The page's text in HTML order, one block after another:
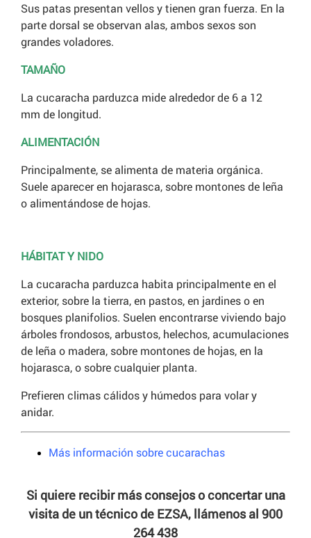
Sus patas presentan vellos y tienen gran fuerza. En la
parte dorsal se observan alas, ambos sexos son
grandes voladores.
TAMAÑO
La cucaracha parduzca mide alrededor de 6 a 12
mm de longitud.
ALIMENTACIÓN
Principalmente, se alimenta de materia orgánica.
Suele aparecer en hojarasca, sobre montones de leña
o alimentándose de hojas.
HÁBITAT Y NIDO
La cucaracha parduzca habita principalmente en el
exterior, sobre la tierra, en pastos, en jardines o en
bosques planifolios. Suelen encontrarse viviendo bajo
árboles frondosos, arbustos, helechos, acumulaciones
de leña o madera, sobre montones de hojas, en la
hojarasca, o sobre cualquier planta.
Prefieren climas cálidos y húmedos para volar y
anidar.
Más información sobre cucarachas
Si quiere recibir más consejos o concertar una
visita de un técnico de EZSA, llámenos al 900
264 438